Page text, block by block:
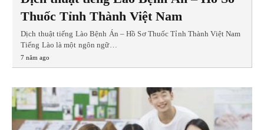
Thuốc Tỉnh Thành Việt Nam
Dịch thuật tiếng Lào Bệnh Án – Hồ Sơ Thuốc Tỉnh Thành Việt Nam
Tiếng Lào là một ngôn ngữ…
7 năm ago